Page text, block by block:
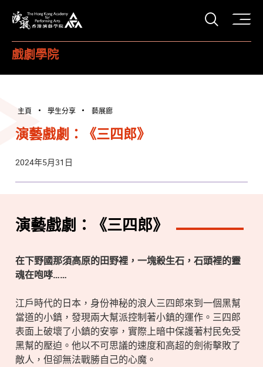
打開
戲劇學院
主頁 學生分享 藝展廊
演藝戲劇：《三四郎》
2024年5月31日
演藝戲劇：《三四郎》
在下野國那須高原的田野裡，一塊殺生石，石頭裡的靈
魂在咆哮……
江戶時代的日本，身份神秘的浪人三四郎來到一個黑幫
當道的小鎮，發現兩大幫派控制著小鎮的運作。三四郎
表面上破壞了小鎮的安寧，實際上暗中保護著村民免受
黑幫的壓迫。他以不可思議的速度和高超的劍術擊敗了
敵人，但卻無法戰勝自己的心魔。